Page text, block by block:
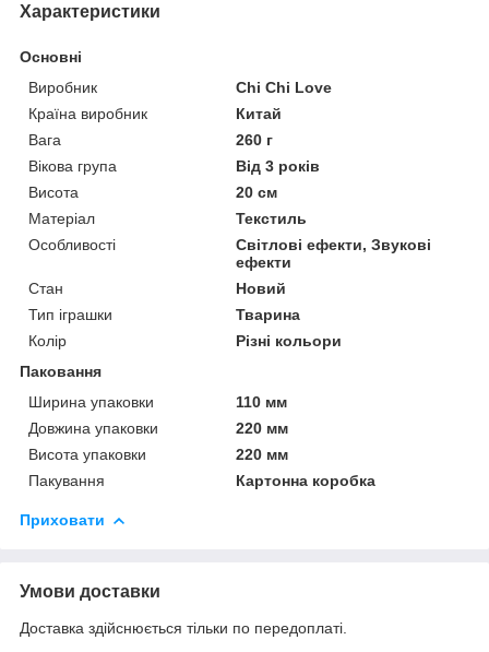
Характеристики
Основні
Виробник
Chi Chi Love
Країна виробник
Китай
Вага
260 г
Вікова група
Від 3 років
Висота
20 см
Матеріал
Текстиль
Особливості
Світлові ефекти, Звукові
ефекти
Стан
Новий
Тип іграшки
Тварина
Колір
Різні кольори
Паковання
Ширина упаковки
110 мм
Довжина упаковки
220 мм
Висота упаковки
220 мм
Пакування
Картонна коробка
Приховати
Умови доставки
Доставка здійснюється тільки по передоплаті.